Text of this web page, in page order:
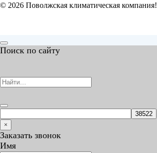
© 2026 Поволжская климатическая компания!
Поиск по сайту
×
Заказать звонок
Имя